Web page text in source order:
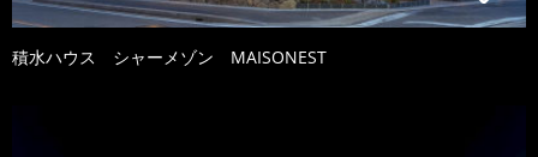
積水ハウス シャーメゾン MAISONEST